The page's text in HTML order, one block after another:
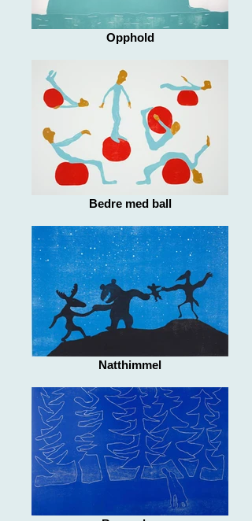
Opphold
Bedre med ball
Natthimmel